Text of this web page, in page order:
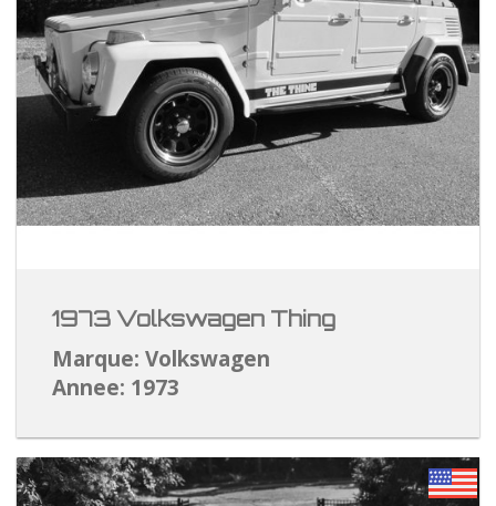
1973 Volkswagen Thing
Marque: Volkswagen
Annee: 1973